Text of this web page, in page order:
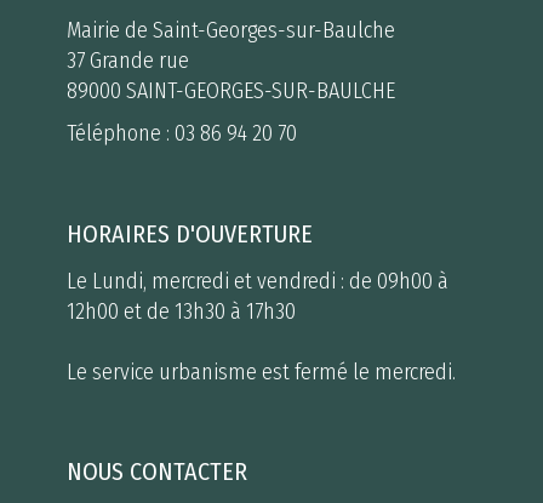
Mairie de Saint-Georges-sur-Baulche
37 Grande rue
89000 SAINT-GEORGES-SUR-BAULCHE
Téléphone : 03 86 94 20 70
HORAIRES D'OUVERTURE
Le Lundi, mercredi et vendredi : de 09h00 à
12h00 et de 13h30 à 17h30
Le service urbanisme est fermé le mercredi.
NOUS CONTACTER